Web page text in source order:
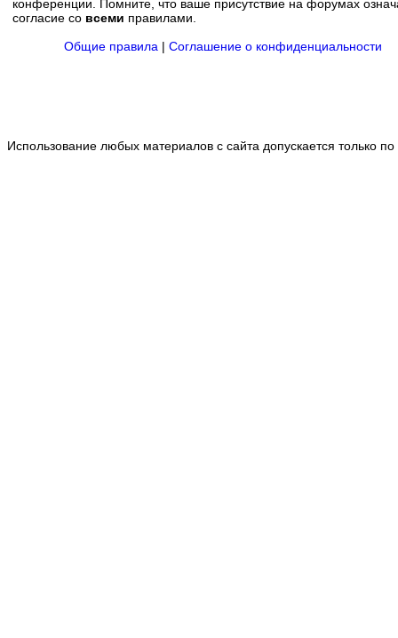
конференции. Помните, что ваше присутствие на форумах
согласие со всеми правилами.
Общие правила | Соглашение о конфиденциальности
Использование любых материалов с сайта допускается только